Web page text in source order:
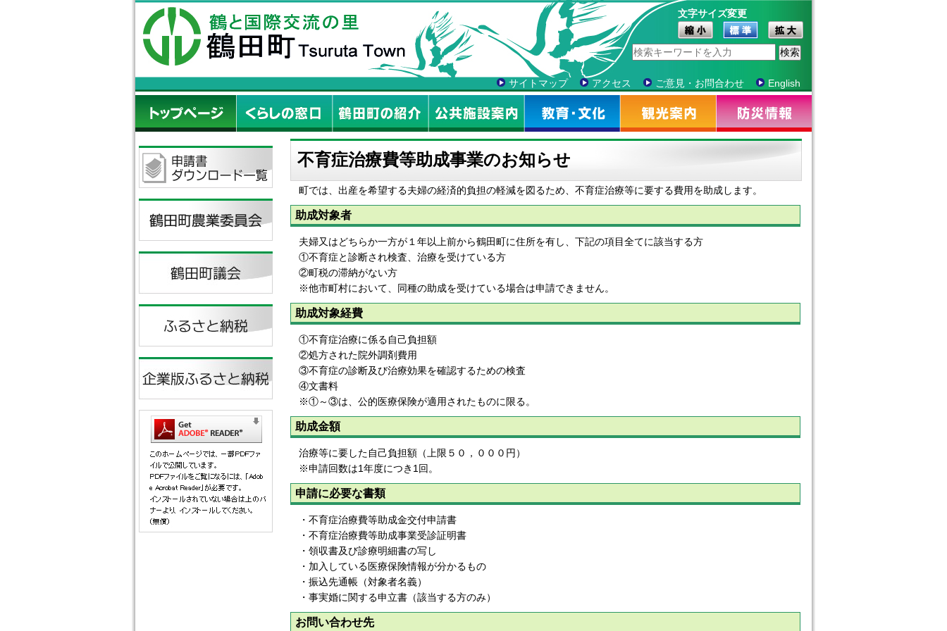
文字サイズ変更
サイトマップ アクセス ご意見・お問合わせ English
不育症治療費等助成事業のお知らせ
町では、出産を希望する夫婦の経済的負担の軽減を図るため、不育症治療等に要する費用を助成します。
助成対象者
夫婦又はどちらか一方が１年以上前から鶴田町に住所を有し、下記の項目全てに該当する方
①不育症と診断され検査、治療を受けている方
②町税の滞納がない方
※他市町村において、同種の助成を受けている場合は申請できません。
助成対象経費
①不育症治療に係る自己負担額
②処方された院外調剤費用
③不育症の診断及び治療効果を確認するための検査
④文書料
※①～③は、公的医療保険が適用されたものに限る。
助成金額
治療等に要した自己負担額（上限５０，０００円）
※申請回数は1年度につき1回。
申請に必要な書類
・不育症治療費等助成金交付申請書
・不育症治療費等助成事業受診証明書
・領収書及び診療明細書の写し
・加入している医療保険情報が分かるもの
・振込先通帳（対象者名義）
・事実婚に関する申立書（該当する方のみ）
お問い合わせ先